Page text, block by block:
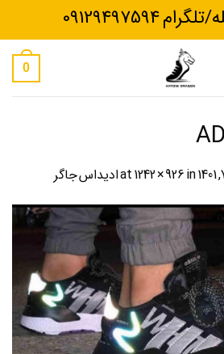
09129497594
0
1242 × 926in ادیداس جاگر